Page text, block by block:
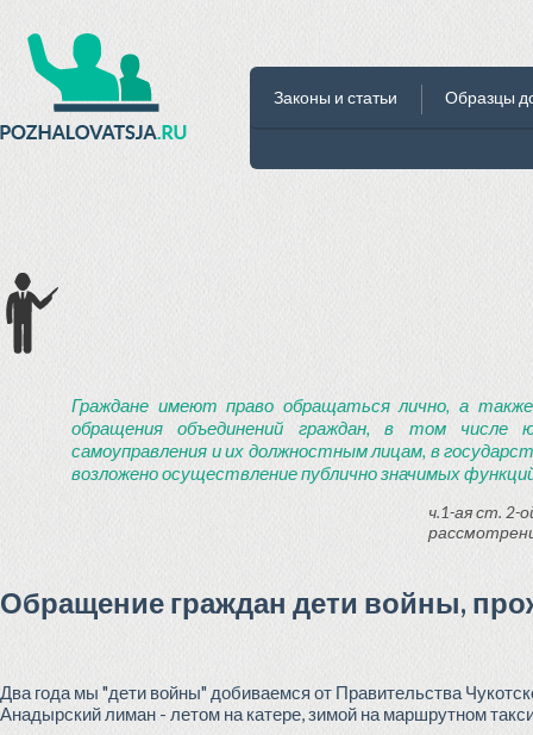
Законы и статьи Образцы
Граждане имеют право обращаться лично, а
обращения объединений граждан, в том числе
самоуправления и их должностным лицам, в
возложено осуществление публично значимых
ч.1-ая ст. 2-
Обращение граждан дети войны,
Два года мы "дети войны" добиваемся от Правительства
Анадырский лиман - летом на катере, зимой на маршрутном